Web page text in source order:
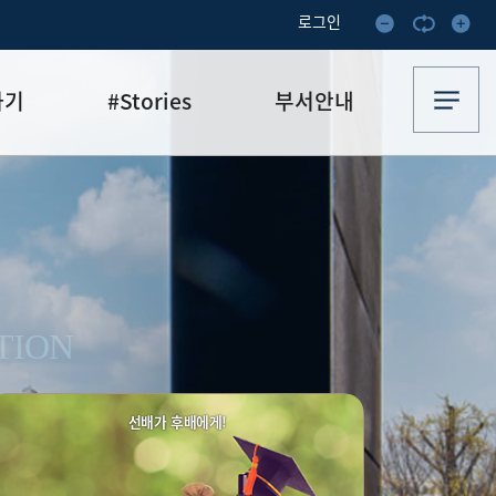
로그인
#Stories
기부·수혜스토리
기금소식
이달의 기부자
부서안내
선배가 후배에게!